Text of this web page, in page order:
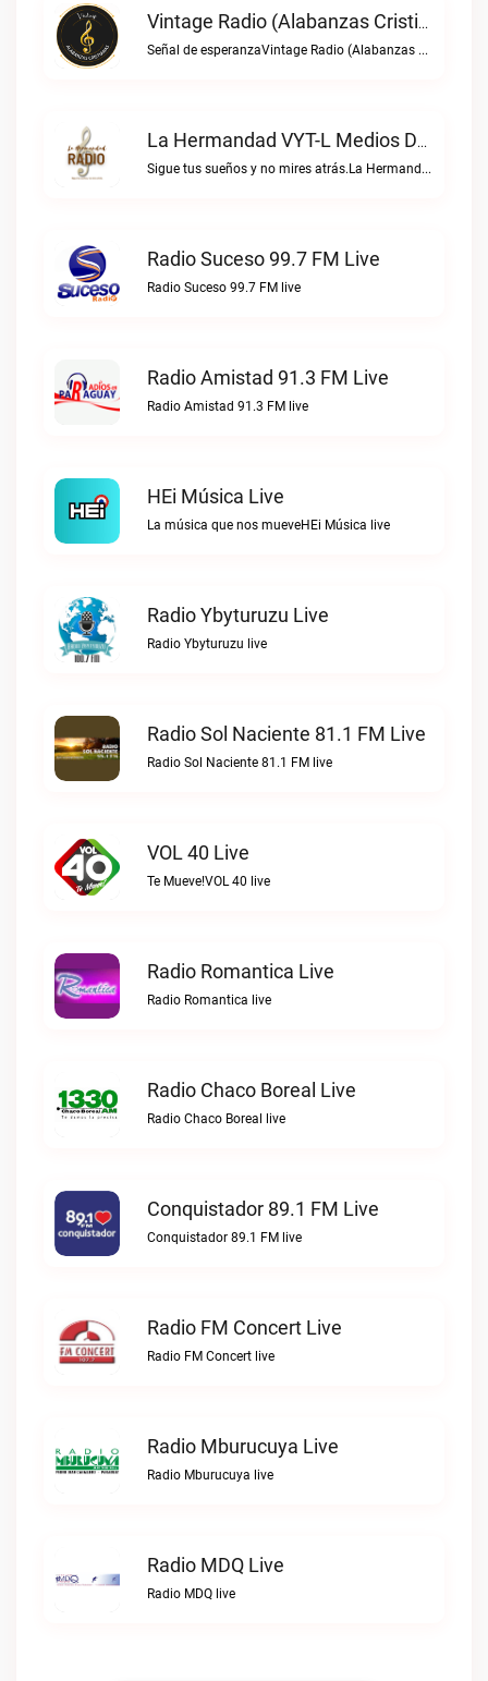
Vintage Radio (Alabanzas Cristianas) Live
Señal de esperanzaVintage Radio (Alabanzas cristianas) live
La Hermandad VYT-L Medios De Comunicación Live
Sigue tus sueños y no mires atrás.La Hermandad VYT-L Medios de Comunicación live
Radio Suceso 99.7 FM Live
Radio Suceso 99.7 FM live
Radio Amistad 91.3 FM Live
Radio Amistad 91.3 FM live
HEi Música Live
La música que nos mueveHEi Música live
Radio Ybyturuzu Live
Radio Ybyturuzu live
Radio Sol Naciente 81.1 FM Live
Radio Sol Naciente 81.1 FM live
VOL 40 Live
Te Mueve!VOL 40 live
Radio Romantica Live
Radio Romantica live
Radio Chaco Boreal Live
Radio Chaco Boreal live
Conquistador 89.1 FM Live
Conquistador 89.1 FM live
Radio FM Concert Live
Radio FM Concert live
Radio Mburucuya Live
Radio Mburucuya live
Radio MDQ Live
Radio MDQ live